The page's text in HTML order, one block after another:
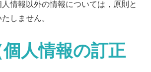
情報以外の情報については，原則と
しません。
人情報の訂正